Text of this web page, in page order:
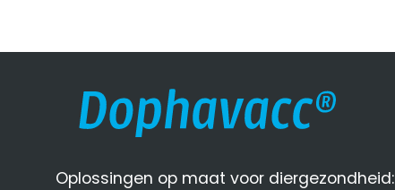
Oplossingen op maat voor diergezondheid: